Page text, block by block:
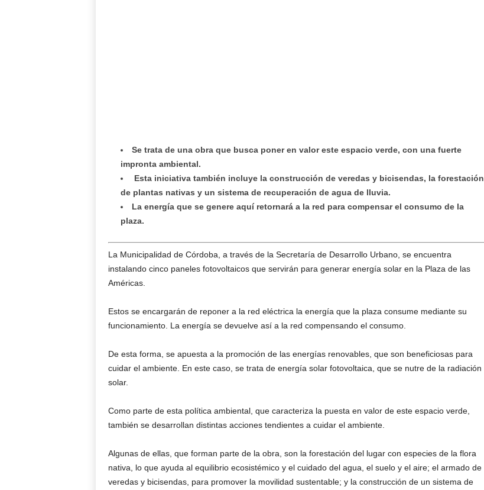
Se trata de una obra que busca poner en valor este espacio verde, con una fuerte
impronta ambiental.
Esta iniciativa también incluye la construcción de veredas y bicisendas, la forestación
de plantas nativas y un sistema de recuperación de agua de lluvia.
La energía que se genere aquí retornará a la red para compensar el consumo de la
plaza.
La Municipalidad de Córdoba, a través de la Secretaría de Desarrollo Urbano, se encuentra
instalando cinco paneles fotovoltaicos que servirán para generar energía solar en la Plaza de las
Américas.
Estos se encargarán de reponer a la red eléctrica la energía que la plaza consume mediante su
funcionamiento. La energía se devuelve así a la red compensando el consumo.
De esta forma, se apuesta a la promoción de las energías renovables, que son beneficiosas para
cuidar el ambiente. En este caso, se trata de energía solar fotovoltaica, que se nutre de la radiación
solar.
Como parte de esta política ambiental, que caracteriza la puesta en valor de este espacio verde,
también se desarrollan distintas acciones tendientes a cuidar el ambiente.
Algunas de ellas, que forman parte de la obra, son la forestación del lugar con especies de la flora
nativa, lo que ayuda al equilibrio ecosistémico y el cuidado del agua, el suelo y el aire; el armado de
veredas y bicisendas, para promover la movilidad sustentable; y la construcción de un sistema de